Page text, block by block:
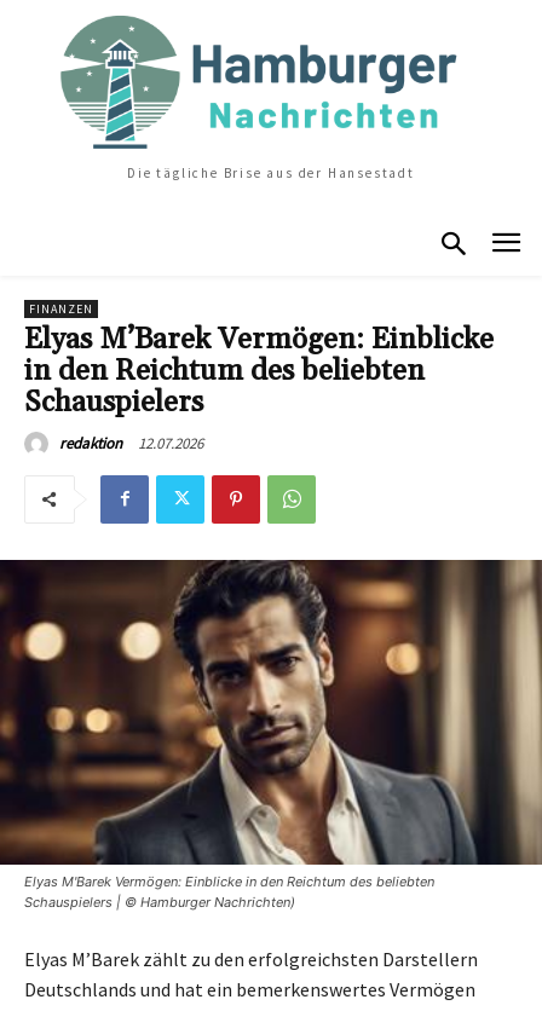
Die tägliche Brise aus der Hansestadt
FINANZEN
Elyas M’Barek Vermögen: Einblicke
in den Reichtum des beliebten
Schauspielers
redaktion 12.07.2026
Elyas M'Barek Vermögen: Einblicke in den Reichtum des beliebten
Schauspielers | © Hamburger Nachrichten)
Elyas M’Barek zählt zu den erfolgreichsten Darstellern
Deutschlands und hat ein bemerkenswertes Vermögen